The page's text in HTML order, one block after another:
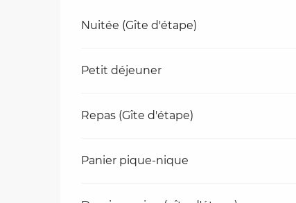
Tarifs 2026
Nuitée (Gîte d'étape)
Petit déjeuner
Repas (Gîte d'étape)
Panier pique-nique